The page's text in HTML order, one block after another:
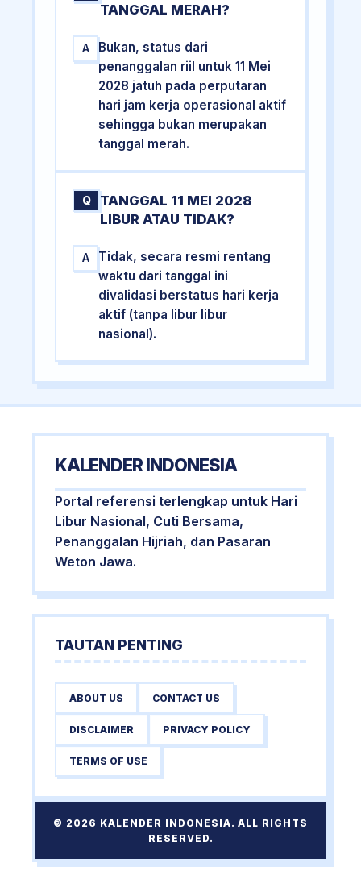
TANGGAL MERAH?
A
Bukan, status dari
penanggalan riil untuk 11 Mei
2028 jatuh pada perputaran
hari jam kerja operasional aktif
sehingga bukan merupakan
tanggal merah.
Q
TANGGAL 11 MEI 2028
LIBUR ATAU TIDAK?
A
Tidak, secara resmi rentang
waktu dari tanggal ini
divalidasi berstatus hari kerja
aktif (tanpa libur libur
nasional).
KALENDER INDONESIA
Portal referensi terlengkap untuk Hari
Libur Nasional, Cuti Bersama,
Penanggalan Hijriah, dan Pasaran
Weton Jawa.
TAUTAN PENTING
ABOUT US CONTACT US
DISCLAIMER PRIVACY POLICY
TERMS OF USE
© 2026 KALENDER INDONESIA. ALL RIGHTS
RESERVED.